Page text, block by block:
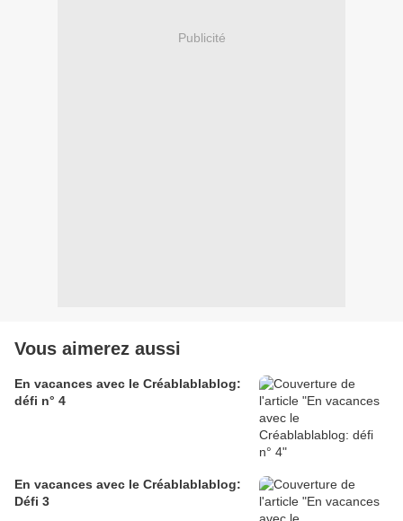
Publicité
Vous aimerez aussi
En vacances avec le Créablablablog:
défi n° 4
En vacances avec le Créablablablog:
Défi 3